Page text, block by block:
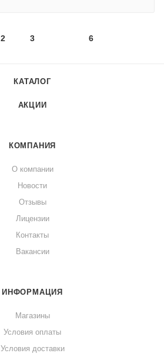
2 3 6
КАТАЛОГ
АКЦИИ
КОМПАНИЯ
О компании
Новости
Отзывы
Лицензии
Контакты
Вакансии
ИНФОРМАЦИЯ
Магазины
Условия оплаты
Условия доставки